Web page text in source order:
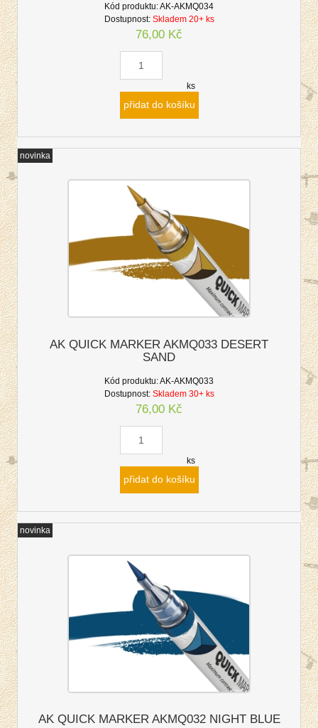
Kód produktu:AK-AKMQ034
Dostupnost: Skladem 20+ ks
76,00 Kč
ks
přidat do košíku
AK QUICK MARKER AKMQ033 DESERT
SAND
Kód produktu:AK-AKMQ033
Dostupnost: Skladem 30+ ks
76,00 Kč
ks
přidat do košíku
novinka
AK QUICK MARKER AKMQ032 NIGHT BLUE
novinka